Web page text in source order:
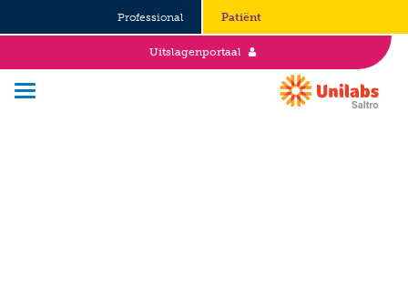
Professional Patiënt
Uitslagenportaal